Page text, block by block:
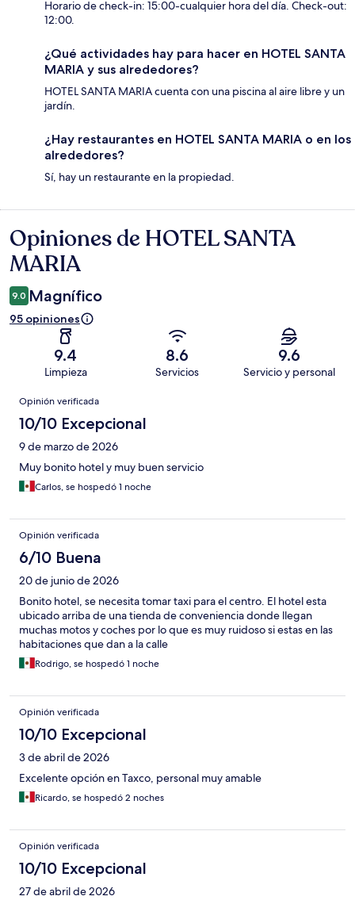
Horario de check-in: 15:00-cualquier hora del día. Check-out:
12:00.
¿Qué actividades hay para hacer en HOTEL SANTA
MARIA y sus alrededores?
HOTEL SANTA MARIA cuenta con una piscina al aire libre y un
jardín.
¿Hay restaurantes en HOTEL SANTA MARIA o en los
alrededores?
Sí, hay un restaurante en la propiedad.
Opiniones
Opiniones de HOTEL SANTA
MARIA
9.0 Magnífico
95 opiniones
9.4
Limpieza
8.6
Servicios
9.6
Servicio y personal
Opiniones
Opinión verificada
10/10 Excepcional
9 de marzo de 2026
Muy bonito hotel y muy buen servicio
Carlos, se hospedó 1 noche
Opinión verificada
6/10 Buena
20 de junio de 2026
Bonito hotel, se necesita tomar taxi para el centro. El hotel esta
ubicado arriba de una tienda de conveniencia donde llegan
muchas motos y coches por lo que es muy ruidoso si estas en las
habitaciones que dan a la calle
Rodrigo, se hospedó 1 noche
Opinión verificada
10/10 Excepcional
3 de abril de 2026
Excelente opción en Taxco, personal muy amable
Ricardo, se hospedó 2 noches
Opinión verificada
10/10 Excepcional
27 de abril de 2026